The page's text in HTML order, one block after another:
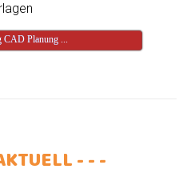
CAD Planung ...
- - -